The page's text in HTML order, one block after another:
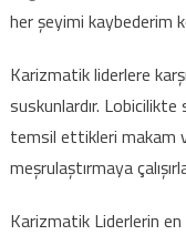
her şeyimi kaybederim
Karizmatik liderlere
suskunlardır.
temsil ettikleri makam
meşrulaştırmaya
Karizmatik Liderlerin en